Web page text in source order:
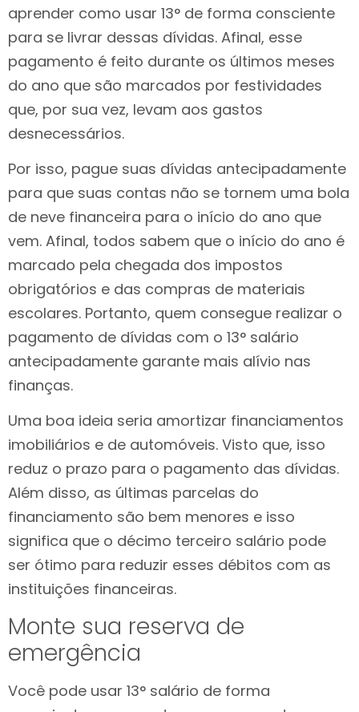
aprender como usar 13° de forma consciente
para se livrar dessas dívidas. Afinal, esse
pagamento é feito durante os últimos meses
do ano que são marcados por festividades
que, por sua vez, levam aos gastos
desnecessários.
Por isso, pague suas dívidas antecipadamente
para que suas contas não se tornem uma bola
de neve financeira para o início do ano que
vem. Afinal, todos sabem que o início do ano é
marcado pela chegada dos impostos
obrigatórios e das compras de materiais
escolares. Portanto, quem consegue realizar o
pagamento de dívidas com o 13° salário
antecipadamente garante mais alívio nas
finanças.
Uma boa ideia seria amortizar financiamentos
imobiliários e de automóveis. Visto que, isso
reduz o prazo para o pagamento das dívidas.
Além disso, as últimas parcelas do
financiamento são bem menores e isso
significa que o décimo terceiro salário pode
ser ótimo para reduzir esses débitos com as
instituições financeiras.
Monte sua reserva de
emergência
Você pode usar 13° salário de forma